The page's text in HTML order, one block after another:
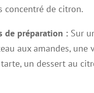
concentré de citron.
de préparation : Sur
aux amandes, une
un dessert au